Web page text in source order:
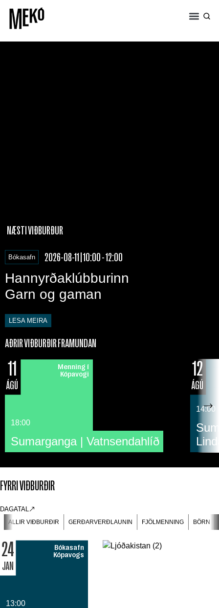
NÆSTI VIÐBURÐUR
Bókasafn 2026-08-11 | 10:00 - 12:00
Hannyrðaklúbburinn
Garn og gaman
LESA MEIRA
AÐRIR VIÐBURÐIR FRAMUNDAN
11
ÁGÚ
Menning í
Kópavogi
18:00
Sumarganga | Vatnsendahlíð
12
ÁGÚ
14:00
FYRRI VIÐBURÐIR
DAGATAL
ALLIR VIÐBURÐIR GERÐARVERÐLAUNIN FJÖLMENNING BÖRN
24
JAN
Bókasafn
Kópavogs
13:00